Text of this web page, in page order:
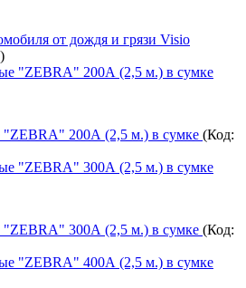
от дождя и грязи Visio
)
"ZEBRA" 200А (2,5 м.) в сумке (Код:
"ZEBRA" 300А (2,5 м.) в сумке (Код: